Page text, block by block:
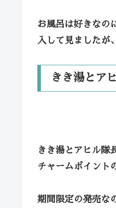
お風呂は好きなの
入して見ましたが
きき湯とア
きき湯とアヒル隊
チャームポイント
期間限定の発売な